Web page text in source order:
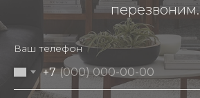
перезвоним.
Ваш телефон
+7